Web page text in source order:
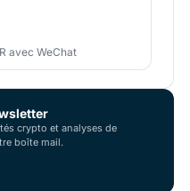
avec WeChat
crypto et analyses de
boîte mail.